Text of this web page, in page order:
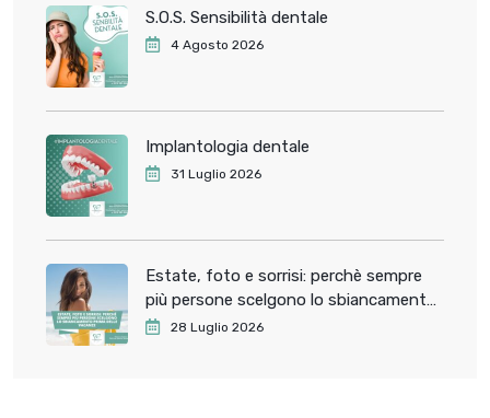
S.O.S. Sensibilità dentale
4 Agosto 2026
Implantologia dentale
31 Luglio 2026
Estate, foto e sorrisi: perchè sempre
più persone scelgono lo sbiancamento
dentale prima delle vacanze
28 Luglio 2026